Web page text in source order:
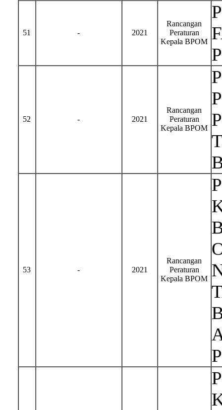
51 - 2021
Rancangan
Peraturan
Kepala BPOM
52 - 2021
Rancangan
Peraturan
Kepala BPOM
53 - 2021
Rancangan
Peraturan
Kepala BPOM